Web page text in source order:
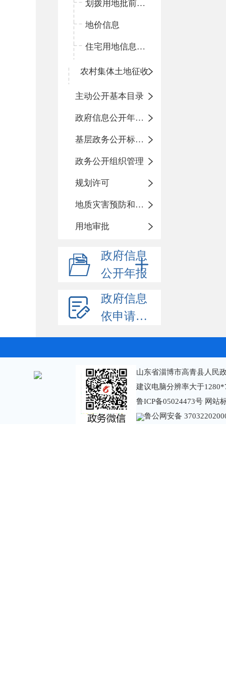
划拨用地批前公示
地价信息
住宅用地信息公开
农村集体土地征收
主动公开基本目录
政府信息公开年度报告
基层政务公开标准化规范化
政务公开组织管理
规划许可
地质灾害预防和治理
用地审批
政府信息
公开年报
政府信息
依申请公开
山东省淄博市高青县人民
建议电脑分辨率大于
鲁ICP备05024473号 网站
鲁公网安备